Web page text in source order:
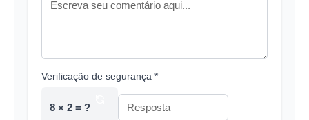
Verificação de segurança *
8 × 2 = ?